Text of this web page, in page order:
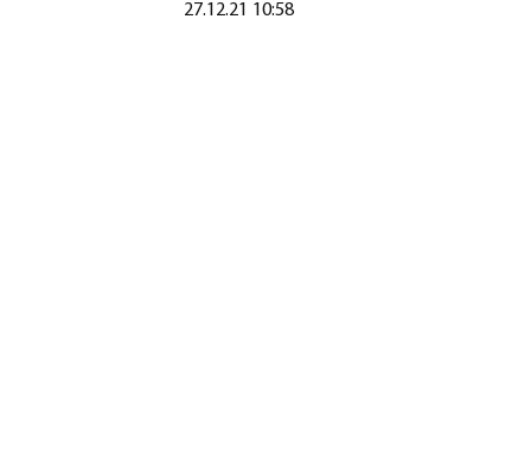
Создано
27.12.21 10:58